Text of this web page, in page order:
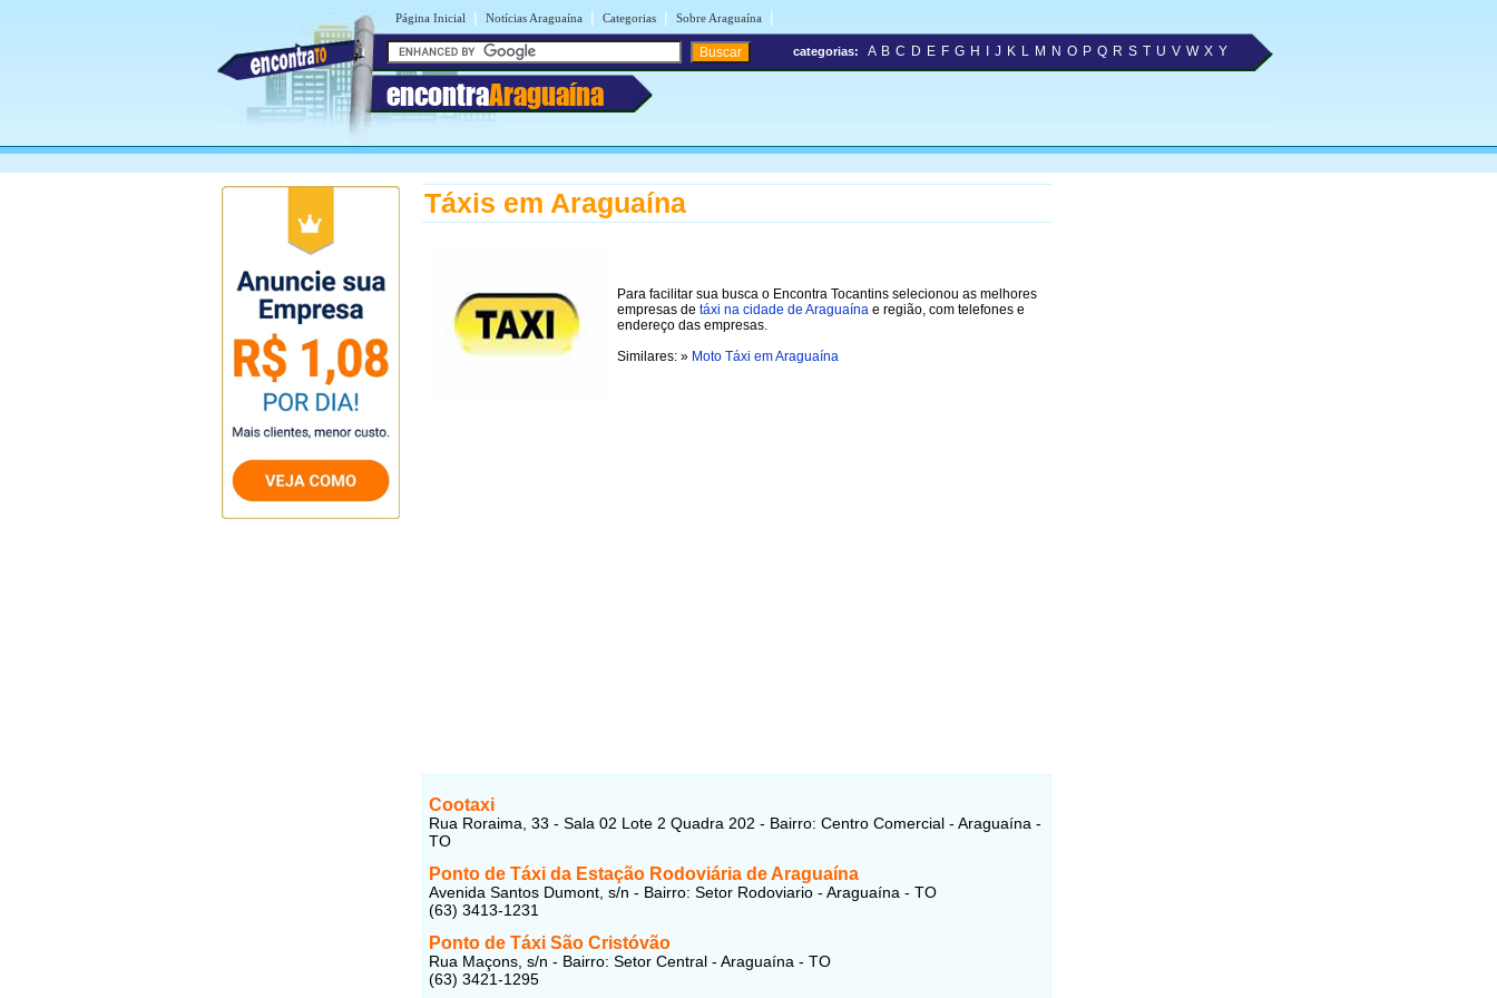
Página Inicial | Notícias Araguaína | Categorias | Sobre Araguaína |
encontraAraguaína
categorias: A B C D E F G H J K L M N O P Q R S T U V W X Y
Táxis em Araguaína
Para facilitar sua busca o Encontra Tocantins selecionou as melhores
empresas de táxi na cidade de Araguaína e região, com telefones e
endereço das empresas.
Similares: » Moto Táxi em Araguaína
Cootaxi
Rua Roraima, 33 - Sala 02 Lote 2 Quadra 202 - Bairro: Centro Comercial - Araguaína -
TO
Ponto de Táxi da Estação Rodoviária de Araguaína
Avenida Santos Dumont, s/n - Bairro: Setor Rodoviario - Araguaína - TO
(63) 3413-1231
Ponto de Táxi São Cristóvão
Rua Maçons, s/n - Bairro: Setor Central - Araguaína - TO
(63) 3421-1295